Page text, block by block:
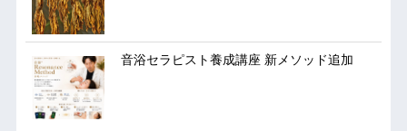
音浴セラピスト養成講座 新メソッド追加